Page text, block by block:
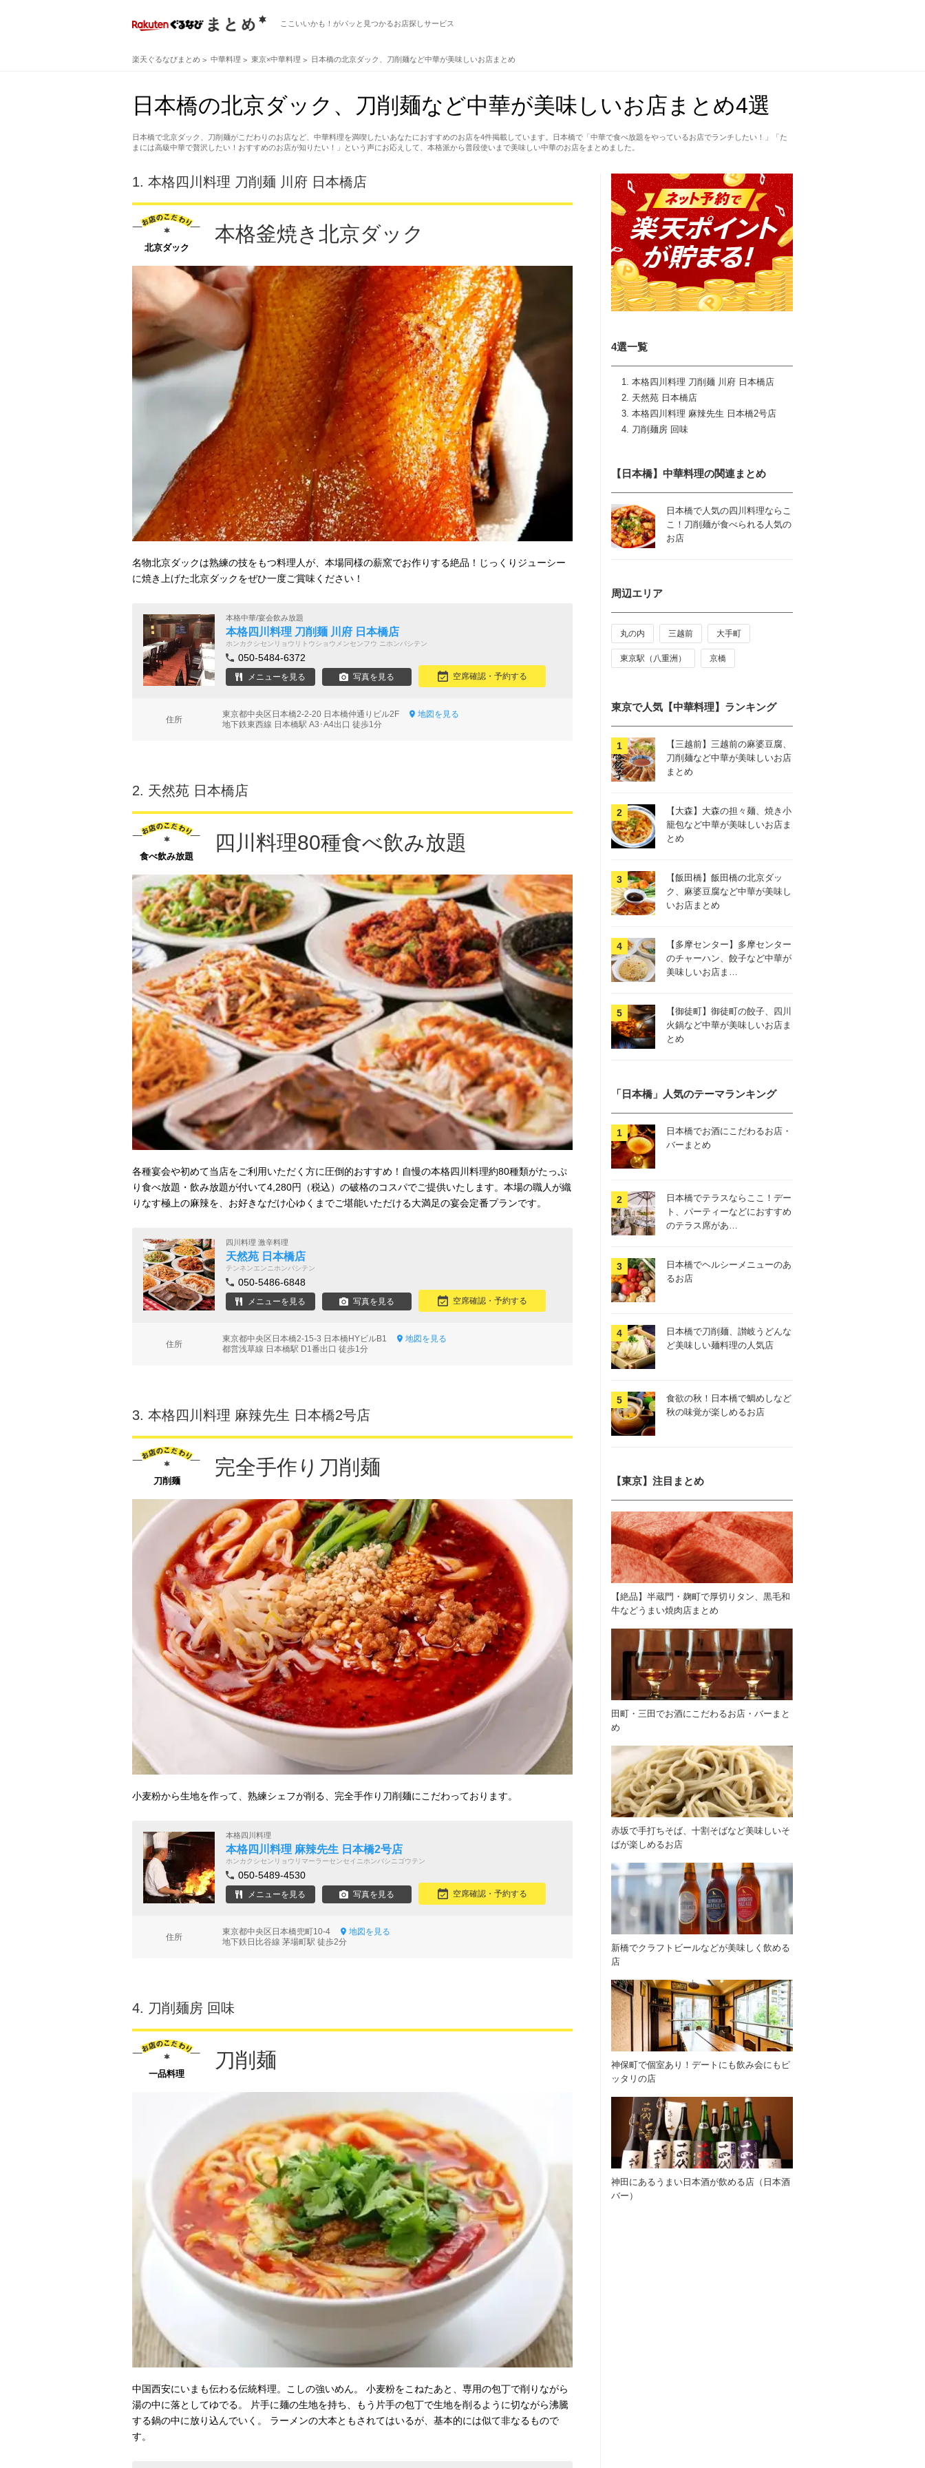
ここいいかも！がパッと見つかるお店探しサービス
楽天ぐるなびまとめ 中華料理 東京×中華料理 日本橋の北京ダック、刀削麺など中華が美味しいお店まとめ
日本橋の北京ダック、刀削麺など中華が美味しいお店まとめ4選
日本橋で北京ダック、刀削麺がこだわりのお店など、中華料理を満喫したいあなたにおすすめのお店を4件掲載しています。日本橋で「中華で食べ放題をやっているお店でランチしたい！」「た
まには高級中華で贅沢したい！おすすめのお店が知りたい！」という声にお応えして、本格派から普段使いまで美味しい中華のお店をまとめました。
4選一覧
本格四川料理 刀削麺 川府 日本橋店
天然苑 日本橋店
本格四川料理 麻辣先生 日本橋2号店
刀削麺房 回味
1. 本格四川料理 刀削麺 川府 日本橋店
北京ダック
本格釜焼き北京ダック
名物北京ダックは熟練の技をもつ料理人が、本場同様の薪窯でお作りする絶品！じっくりジューシー
に焼き上げた北京ダックをぜひ一度ご賞味ください！
本格中華/宴会飲み放題
本格四川料理 刀削麺 川府 日本橋店
ホンカクシセンリョウリトウショウメンセンフウ ニホンバシテン
050-5484-6372
メニューを見る 写真を見る 空席確認・予約する
住所
東京都中央区日本橋2-2-20 日本橋仲通りビル2F
地図を見る
地下鉄東西線 日本橋駅 A3･A4出口 徒歩1分
2. 天然苑 日本橋店
食べ飲み放題
四川料理80種食べ飲み放題
各種宴会や初めて当店をご利用いただく方に圧倒的おすすめ！自慢の本格四川料理約80種類がたっぷ
り食べ放題・飲み放題が付いて4,280円（税込）の破格のコスパでご提供いたします。本場の職人が織
りなす極上の麻辣を、お好きなだけ心ゆくまでご堪能いただける大満足の宴会定番プランです。
四川料理 激辛料理
天然苑 日本橋店
テンネンエンニホンバシテン
050-5486-6848
メニューを見る 写真を見る 空席確認・予約する
住所
東京都中央区日本橋2-15-3 日本橋HYビルB1
地図を見る
都営浅草線 日本橋駅 D1番出口 徒歩1分
3. 本格四川料理 麻辣先生 日本橋2号店
刀削麺
完全手作り刀削麺
小麦粉から生地を作って、熟練シェフが削る、完全手作り刀削麺にこだわっております。
本格四川料理
本格四川料理 麻辣先生 日本橋2号店
ホンカクシセンリョウリマーラーセンセイニホンバシニゴウテン
050-5489-4530
メニューを見る 写真を見る 空席確認・予約する
住所
東京都中央区日本橋兜町10-4
地図を見る
地下鉄日比谷線 茅場町駅 徒歩2分
4. 刀削麺房 回味
一品料理
刀削麺
中国西安にいまも伝わる伝統料理。こしの強いめん。 小麦粉をこねたあと、専用の包丁で削りながら
湯の中に落としてゆでる。 片手に麺の生地を持ち、もう片手の包丁で生地を削るように切ながら沸騰
する鍋の中に放り込んでいく。 ラーメンの大本ともされてはいるが、基本的には似て非なるもので
す。
【日本橋】中華料理の関連まとめ
日本橋で人気の四川料理ならこ
こ！刀削麺が食べられる人気の
お店
周辺エリア
丸の内 三越前 大手町
東京駅（八重洲） 京橋
東京で人気【中華料理】ランキング
【三越前】三越前の麻婆豆腐、
刀削麺など中華が美味しいお店
まとめ
【大森】大森の担々麺、焼き小
籠包など中華が美味しいお店ま
とめ
【飯田橋】飯田橋の北京ダッ
ク、麻婆豆腐など中華が美味し
いお店まとめ
【多摩センター】多摩センター
のチャーハン、餃子など中華が
美味しいお店ま…
【御徒町】御徒町の餃子、四川
火鍋など中華が美味しいお店ま
とめ
「日本橋」人気のテーマランキング
日本橋でお酒にこだわるお店・
バーまとめ
日本橋でテラスならここ！デー
ト、パーティーなどにおすすめ
のテラス席があ…
日本橋でヘルシーメニューのあ
るお店
日本橋で刀削麺、讃岐うどんな
ど美味しい麺料理の人気店
食欲の秋！日本橋で鯛めしなど
秋の味覚が楽しめるお店
【東京】注目まとめ
【絶品】半蔵門・麹町で厚切りタン、黒毛和
牛などうまい焼肉店まとめ
田町・三田でお酒にこだわるお店・バーまと
め
赤坂で手打ちそば、十割そばなど美味しいそ
ばが楽しめるお店
新橋でクラフトビールなどが美味しく飲める
店
神保町で個室あり！デートにも飲み会にもピ
ッタリの店
神田にあるうまい日本酒が飲める店（日本酒
バー）